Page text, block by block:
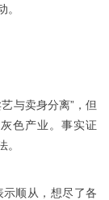
与卖身分离”，但
色产业。事实证
顺从，想尽了各